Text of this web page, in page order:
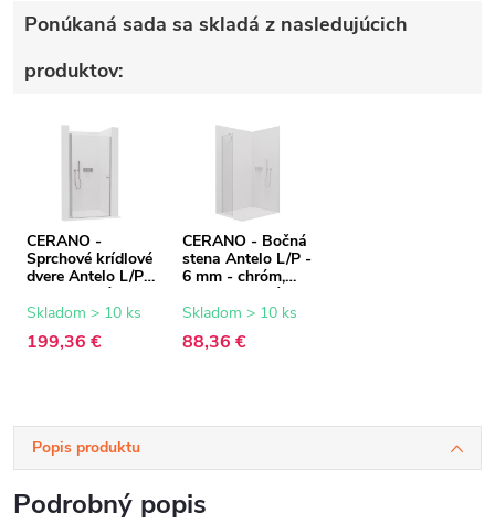
Ponúkaná sada sa skladá z nasledujúcich
produktov:
CERANO -
Sprchové krídlové
dvere Antelo L/P -
6 mm - chróm,
transparentné
cm
Skladom > 10 ks
199,36 €
CERANO - Bočná
stena Antelo L/P -
6 mm - chróm,
transparentné
sklo - 40x190 cm
Skladom > 10 ks
88,36 €
Popis produktu
Podrobný popis